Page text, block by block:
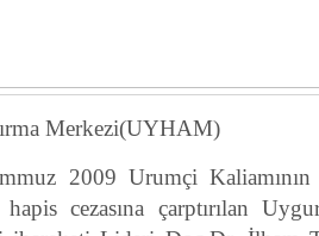
Merkezi(UYHAM)
2009 Urumçi
cezasına çarptırılan